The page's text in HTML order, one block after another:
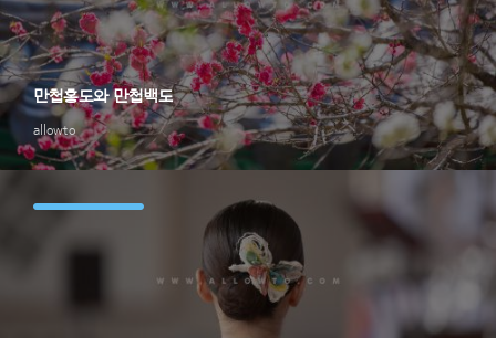
allowto
만첩홍도와 만첩백도